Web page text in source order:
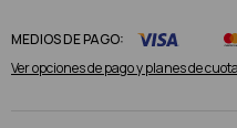
MEDIOS DE PAGO:
Ver opciones de pago y planes de